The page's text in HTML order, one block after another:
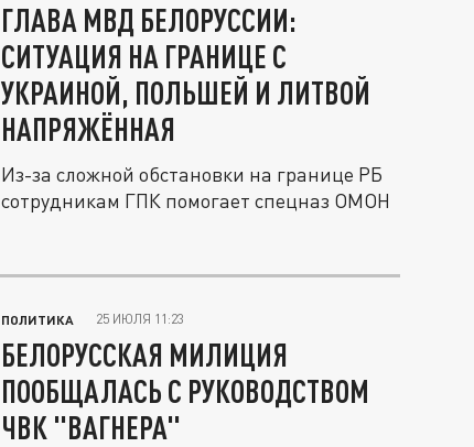
ГЛАВА МВД БЕЛОРУССИИ:
СИТУАЦИЯ НА ГРАНИЦЕ С
УКРАИНОЙ, ПОЛЬШЕЙ И ЛИТВОЙ
НАПРЯЖЁННАЯ
Из-за сложной обстановки на границе РБ
сотрудникам ГПК помогает спецназ ОМОН
ПОЛИТИКА 25 ИЮЛЯ 11:23
БЕЛОРУССКАЯ МИЛИЦИЯ
ПООБЩАЛАСЬ С РУКОВОДСТВОМ
ЧВК "ВАГНЕРА"